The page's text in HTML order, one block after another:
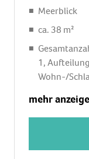
Meerblick
ca. 38 m²
1,
Wohn-/
Heizung:
mehr